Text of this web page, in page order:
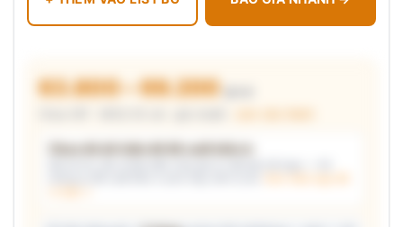
63.800 – 69.200